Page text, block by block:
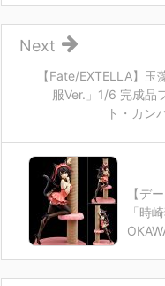
【Fate/EXTELLA】玉
服Ver.」1/6 完成品
ト・カン
Next
【デ
「時